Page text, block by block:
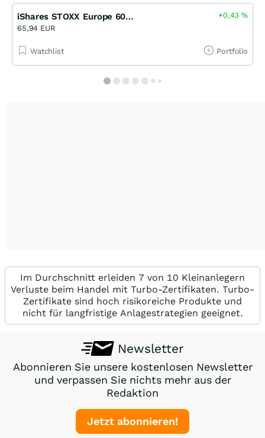
iShares STOXX Europe 600 UCITS ETF (DE)
65,94 EUR
+0,43%
Watchlist Portfolio
Im Durchschnitt erleiden 7 von 10 Kleinanlegern
Verluste beim Handel mit Turbo-Zertifikaten. Turbo-
Zertifikate sind hoch risikoreiche Produkte und
nicht für langfristige Anlagestrategien geeignet.
Newsletter
Abonnieren Sie unsere kostenlosen Newsletter
und verpassen Sie nichts mehr aus der
Redaktion
Jetzt abonnieren!